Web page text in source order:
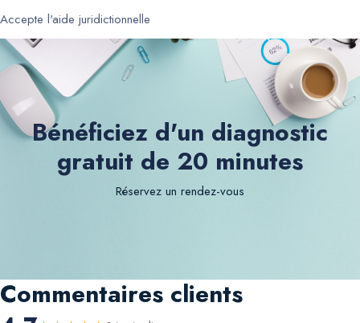
Accepte l'aide juridictionnelle
Bénéficiez d'un diagnostic
gratuit de 20 minutes
Réservez un rendez-vous
Commentaires clients